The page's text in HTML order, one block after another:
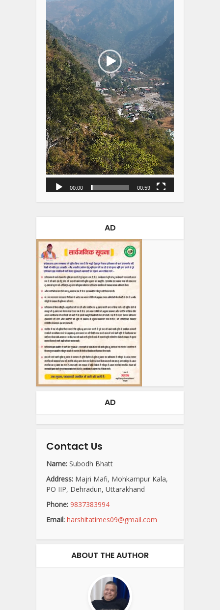
00:00 00:59
AD
AD
Contact Us
Name: Subodh Bhatt
Address: Majri Mafi, Mohkampur Kala,
PO IIP, Dehradun, Uttarakhand
Phone: 9837383994
Email: harshitatimes09@gmail.com
ABOUT THE AUTHOR